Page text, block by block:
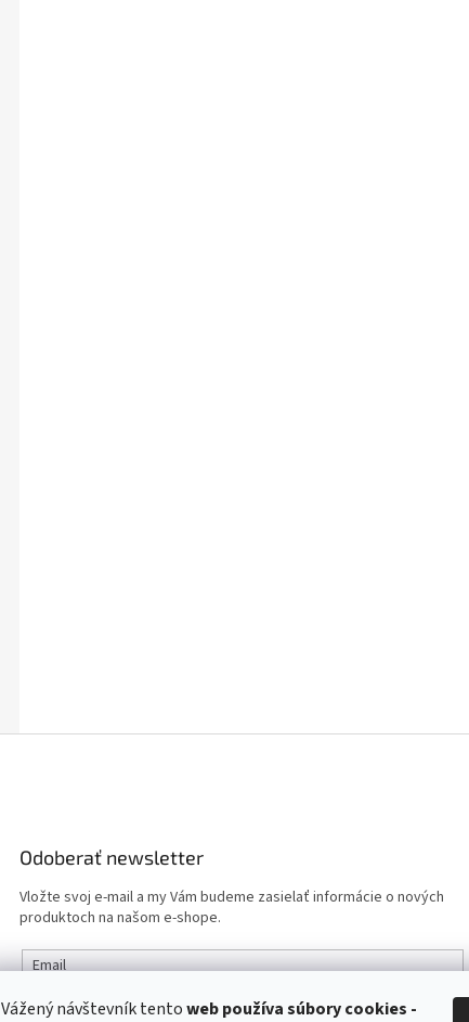
Vážený návštevník tentoweb používasúbory cookies -
Odoberať newsletter
Vložte svoj e-mail a my Vám budeme zasielať informácie o nových
produktoch na našom e-shope.
Email
Vložením e-mailu súhlasíte spodmienkami ochrany osobných